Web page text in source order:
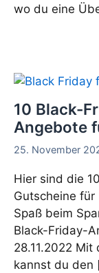
wo du eine
10 Black-
Angebote
25. November
Hier sind die
Gutscheine
Spaß beim
Black-Friday-
28.11.2022
kannst du den